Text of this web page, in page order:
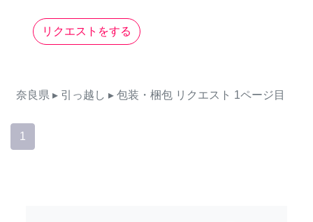
リクエストをする
奈良県 ▸ 引っ越し ▸ 包装・梱包 リクエスト 1ページ目
1